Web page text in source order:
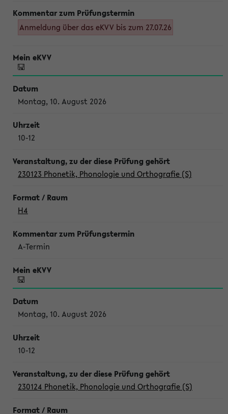
Anmeldung über das eKVV bis zum 27.07.26
Montag, 10. August 2026
10-12
230123 Phonetik, Phonologie und Orthografie (S)
H4
A-Termin
Montag, 10. August 2026
10-12
230124 Phonetik, Phonologie und Orthografie (S)